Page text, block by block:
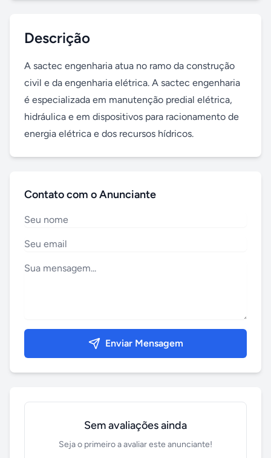
Descrição
A sactec engenharia atua no ramo da construção
civil e da engenharia elétrica. A sactec engenharia
é especializada em manutenção predial elétrica,
hidráulica e em dispositivos para racionamento de
energia elétrica e dos recursos hídricos.
Contato com o Anunciante
Enviar Mensagem
Sem avaliações ainda
Seja o primeiro a avaliar este anunciante!